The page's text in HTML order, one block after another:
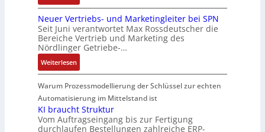
e
e
n
ü
r
s
i
c
h
e
r
e
E
n
e
n
l
a
g
e
n
b
a
u
P
o
s
t
e
u
e
r
u
n
g
o
n
A
G
V
u
n
d
b
o
e
g
r
a
o
n
i
t
e
m
t
e
c
h
n
i
k
-
D
a
s
s
a
u
l
t
S
y
s
t
Neuer Vertriebs- und Marketingleiter bei SPN
Seit Juni verantwortet Max Rossdeutscher die
Bereiche Vertrieb und Marketing des
Nördlinger Getriebe-…
Weiterlesen:
N
e
e
r
V
Warum Prozessmodellierung der Schlüssel zur echten
Automatisierung im Mittelstand ist
KI braucht Struktur
Vom Auftragseingang bis zur Fertigung
durchlaufen Bestellungen zahlreiche ERP-